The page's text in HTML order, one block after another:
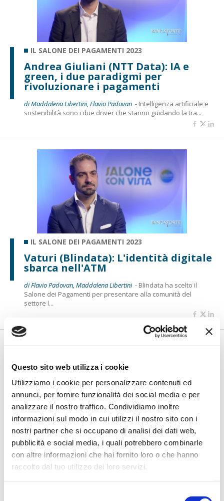
Questo sito web utilizza i cookie
Utilizziamo i cookie per personalizzare contenuti ed
annunci, per fornire funzionalità dei social media e per
analizzare il nostro traffico. Condividiamo inoltre
informazioni sul modo in cui utilizzi il nostro sito con i
nostri partner che si occupano di analisi dei dati web,
pubblicità e social media, i quali potrebbero combinarle
con altre informazioni che hai fornito loro o che hanno
raccolto dal tuo utilizzo dei loro servizi.
IL SALONE DEI PAGAMENTI 2023
Andrea Giuliani (NTT Data): IA e
green, i due paradigmi per
rivoluzionare i pagamenti
di Maddalena Libertini, Flavio Padovan - Intelligenza artificiale e
sostenibilità sono i due driver che stanno guidando la tra...
IL SALONE DEI PAGAMENTI 2023
Vaturi (Blindata): L'identità digitale
sbarca nell'ATM
di Flavio Padovan, Maddalena Libertini - Blindata ha scelto il
Salone dei Pagamenti per presentare alla comunità del
settore l...
IL SALONE DEI PAGAMENTI 2023
Conti virtuali, con VAM di Intesa
Sanpaolo si gestiscono in modalità
self-service
Account Management la piattaforma innovativa che Intesa